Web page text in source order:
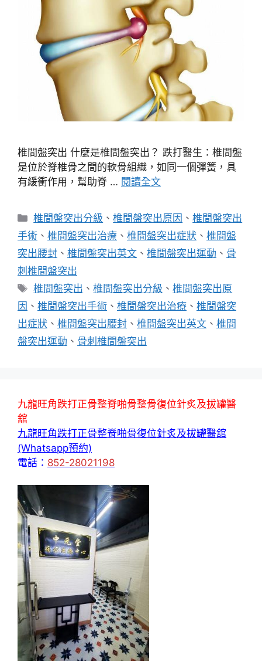
椎間盤突出 什麼是椎間盤突出？ 跌打醫生：椎間盤
是位於脊椎骨之間的軟骨組織，如同一個彈簧，具
有緩衝作用，幫助脊 … 閱讀全文
分
類
椎間盤突出分級 、椎間盤突出原因 、椎間盤突出
手術 、 椎間盤突出治療 、 椎間盤突出症狀 、 椎間盤
突出腰封 、 椎間盤突出英文 、 椎間盤突出運動 、 骨
刺椎間盤突出
標
籤
椎間盤突出 、椎間盤突出分級 、椎間盤突出原
因 、 椎間盤突出手術 、 椎間盤突出治療 、 椎間盤突
出症狀 、 椎間盤突出腰封 、 椎間盤突出英文 、 椎間
盤突出運動 、 骨刺椎間盤突出
九龍旺角跌打正骨整脊啪骨整骨復位針炙及拔罐醫
舘
九龍旺角跌打正骨整脊啪骨復位針炙及拔罐醫舘
(Whatsapp預約)
電話： 852-28021198